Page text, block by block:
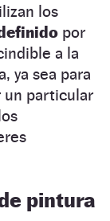
los
por
a la
ya sea para
un particular
pintura